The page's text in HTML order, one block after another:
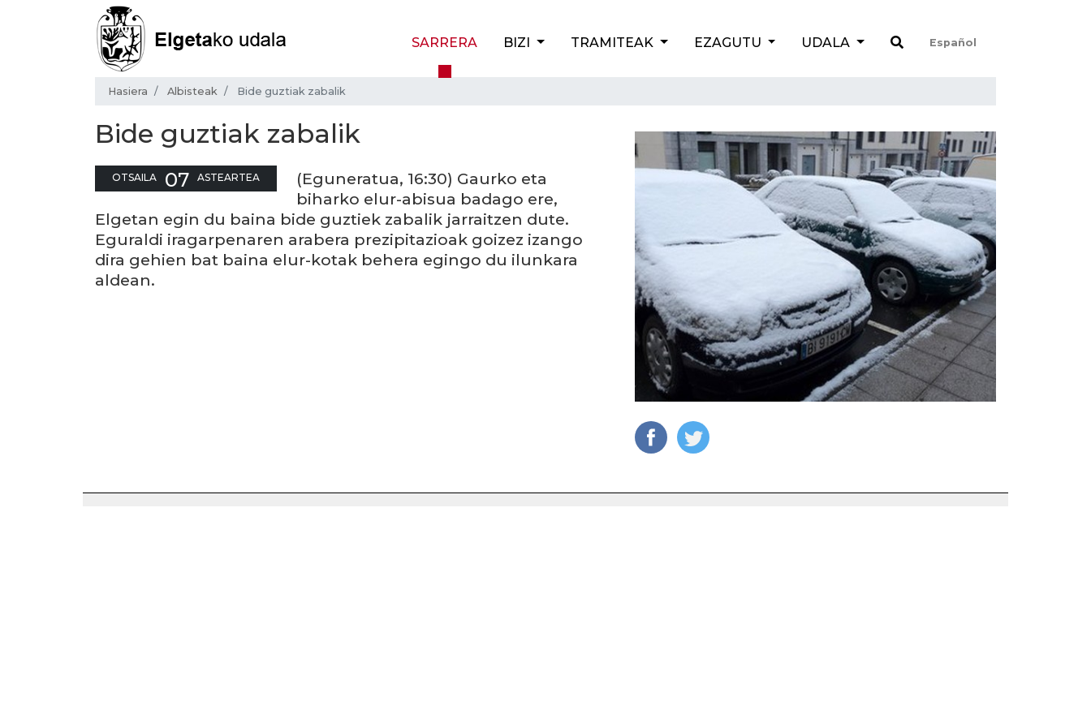
SARRERA BIZI TRAMITEAK EZAGUTU UDALA Español
Hasiera Albisteak Bide guztiak zabalik
Bide guztiak zabalik
OTSAILA 07 ASTEARTEA
(Eguneratua, 16:30) Gaurko eta
biharko elur-abisua badago ere,
Elgetan egin du baina bide guztiek zabalik jarraitzen dute.
Eguraldi iragarpenaren arabera prezipitazioak goizez izango
dira gehien bat baina elur-kotak behera egingo du ilunkara
aldean.